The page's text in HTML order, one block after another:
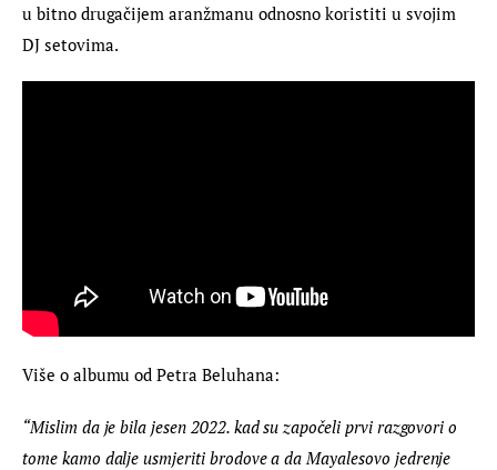
u bitno drugačijem aranžmanu odnosno koristiti u svojim
DJ setovima.
Više o albumu od Petra Beluhana:
“Mislim da je bila jesen 2022. kad su započeli prvi razgovori o
tome kamo dalje usmjeriti brodove a da Mayalesovo jedrenje